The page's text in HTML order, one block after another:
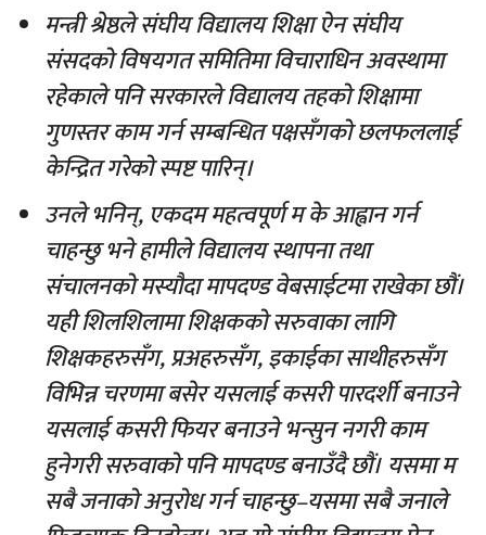
मन्त्री श्रेष्ठले संघीय विद्यालय शिक्षा ऐन संघीय
संसदको विषयगत समितिमा विचाराधिन अवस्थामा
रहेकाले पनि सरकारले विद्यालय तहको शिक्षामा
गुणस्तर काम गर्न सम्बन्धित पक्षसँगको छलफललाई
केन्द्रित गरेको स्पष्ट पारिन्।
उनले भनिन्, एकदम महत्वपूर्ण म के आह्वान गर्न
चाहन्छु भने हामीले विद्यालय स्थापना तथा
संचालनको मस्यौदा मापदण्ड वेबसाईटमा राखेका छौं।
यही शिलशिलामा शिक्षकको सरुवाका लागि
शिक्षकहरुसँग, प्रअहरुसँग, इकाईका साथीहरुसँग
विभिन्न चरणमा बसेर यसलाई कसरी पारदर्शी बनाउने
यसलाई कसरी फियर बनाउने भन्सुन नगरी काम
हुनेगरी सरुवाको पनि मापदण्ड बनाउँदै छौं। यसमा म
सबै जनाको अनुरोध गर्न चाहन्छु–यसमा सबै जनाले